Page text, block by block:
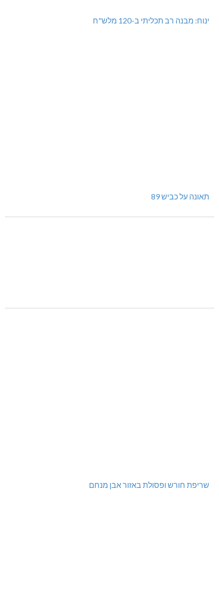
ינוח: מבנה רב תכליתי ב-120 מלש"ח
תאונה על כביש 89
שריפת חורש ופסולת באזור אבן מנחם